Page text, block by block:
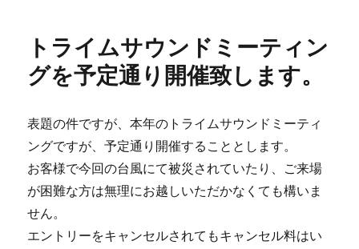
トライムサウンドミーティン
グを予定通り開催致します。
表題の件ですが、本年のトライムサウンドミーティ
ングですが、予定通り開催することとします。
お客様で今回の台風にて被災されていたり、ご来場
が困難な方は無理にお越しいただかなくても構いま
せん。
エントリーをキャンセルされてもキャンセル料はい